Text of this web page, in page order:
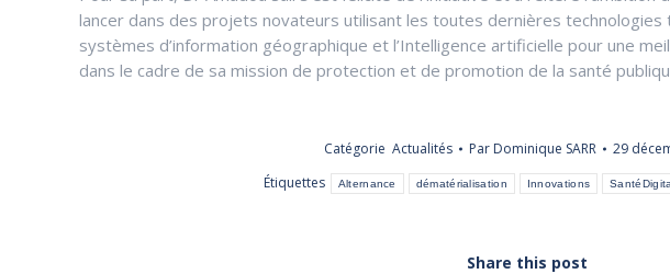
lancer dans des projets novateurs utilisant les toutes dernières technologies
systèmes d’information géographique et l’Intelligence artificielle pour une
dans le cadre de sa mission de protection et de promotion de la santé
Catégorie Actualités Par Dominique SARR
29
Étiquettes
Alternance dématérialisation Innovations
Share this post